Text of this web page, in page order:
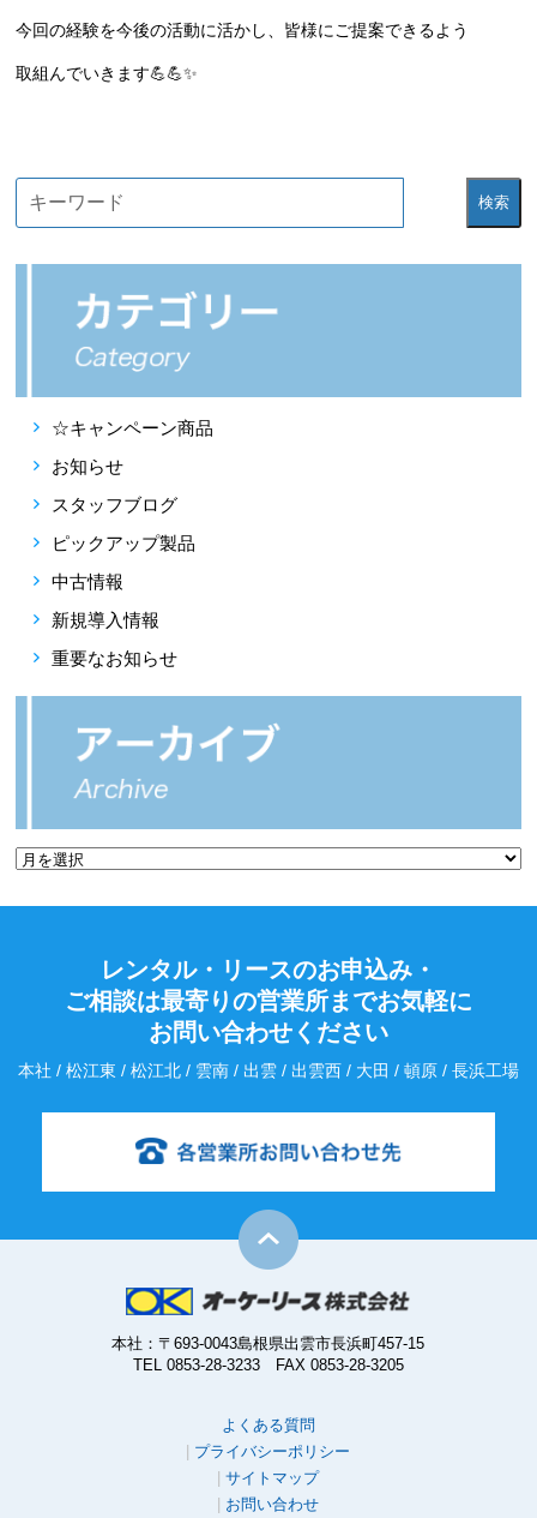
今回の経験を今後の活動に活かし、皆様にご提案できるよう
取組んでいきます💪💪✨
検索
☆キャンペーン商品
お知らせ
スタッフブログ
ピックアップ製品
中古情報
新規導入情報
重要なお知らせ
レンタル・リースのお申込み・
ご相談は最寄りの営業所までお気軽に
お問い合わせください
本社 / 松江東 / 松江北 / 雲南 / 出雲 / 出雲西 / 大田 / 頓原 / 長浜工場
本社：〒693-0043島根県出雲市長浜町457-15
TEL 0853-28-3233 FAX 0853-28-3205
よくある質問
プライバシーポリシー
サイトマップ
お問い合わせ